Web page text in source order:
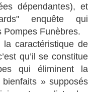
dépendantes), et
enquête qui
Pompes Funèbres.
caractéristique de
qu’il se constitue
qui éliminent la
» supposés